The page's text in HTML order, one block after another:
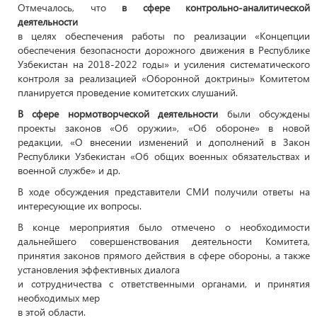
Отмечалось, что в сфере контрольно-аналитической
деятельности
в целях обеспечения работы по реализации «Концепции
обеспечения безопасности дорожного движения в Республике
Узбекистан на 2018-2022 годы» и усиления систематического
контроля за реализацией «Оборонной доктрины» Комитетом
планируется проведение комитетских слушаний.
В сфере нормотворческой деятельности были обсуждены
проекты законов «Об оружии», «Об обороне» в новой
редакции, «О внесении изменений и дополнений в Закон
Республики Узбекистан «Об общих военных обязательствах и
военной службе» и др.
В ходе обсуждения представители СМИ получили ответы на
интересующие их вопросы.
В конце мероприятия было отмечено о необходимости
дальнейшего совершенствования деятельности Комитета,
принятия законов прямого действия в сфере обороны, а также
установления эффективных диалога
и сотрудничества с ответственными органами, и принятия
необходимых мер
в этой области.